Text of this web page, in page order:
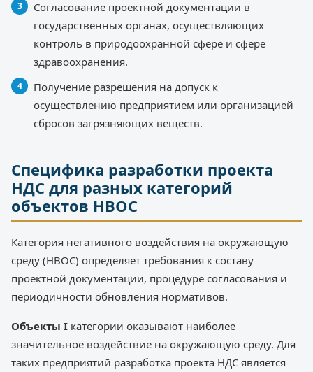
Согласование проектной документации в
государственных органах, осуществляющих
контроль в природоохранной сфере и сфере
здравоохранения.
Получение разрешения на допуск к
осуществлению предприятием или организацией
сбросов загрязняющих веществ.
Специфика разработки проекта
НДС для разных категорий
объектов НВОС
Категория негативного воздействия на окружающую
среду (НВОС) определяет требования к составу
проектной документации, процедуре согласования и
периодичности обновления нормативов.
Объекты I категории оказывают наиболее
значительное воздействие на окружающую среду. Для
таких предприятий разработка проекта НДС является